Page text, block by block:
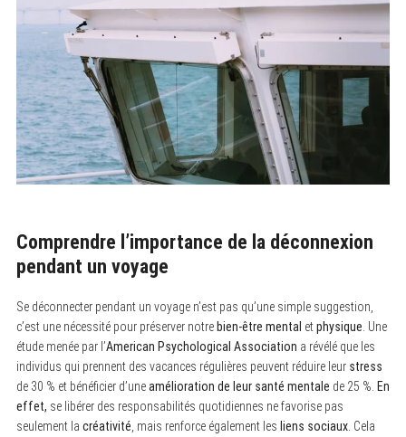
Comprendre l’importance de la déconnexion
pendant un voyage
Se déconnecter pendant un voyage n’est pas qu’une simple suggestion,
c’est une nécessité pour préserver notre bien-être mental etphysique . Une
étude menée par l’American Psychological Association a révélé que les
individus qui prennent des vacances régulières peuvent réduire leur stress
de 30 % et bénéficier d’uneamélioration de leur santé mentale de 25 %. En
effet, se libérer des responsabilités quotidiennes ne favorise pas
seulement la créativité , mais renforce également les liens sociaux. Cela